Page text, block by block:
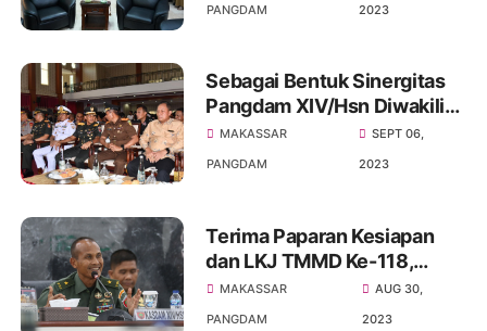
PANGDAM
2023
Sebagai Bentuk Sinergitas
Pangdam XIV/Hsn Diwakili
Kasdam Hadiri Sertijab
Gubernur Sulsel
MAKASSAR
PANGDAM
SEPT 06,
2023
Terima Paparan Kesiapan
dan LKJ TMMD Ke-118,
Pangdam XIV/Hsn :
Kehadiran TNI AD
MAKASSAR
PANGDAM
AUG 30,
2023